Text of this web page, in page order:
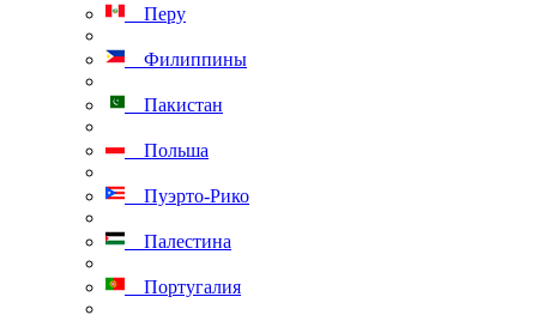
Перу
Филиппины
Пакистан
Польша
Пуэрто-Рико
Палестина
Португалия